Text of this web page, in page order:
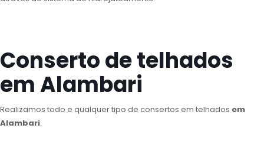
Conserto de telhados
em Alambari
Realizamos todo e qualquer tipo de consertos em telhados em
Alambari.